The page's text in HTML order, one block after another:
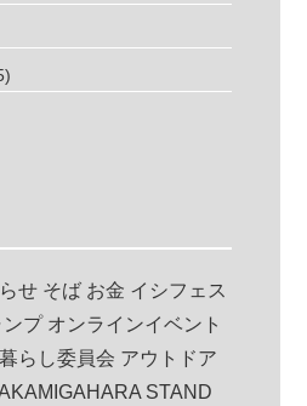
せ そば お金 イシフェス
ンプ オンラインイベント
らし委員会 アウトドア
STAND